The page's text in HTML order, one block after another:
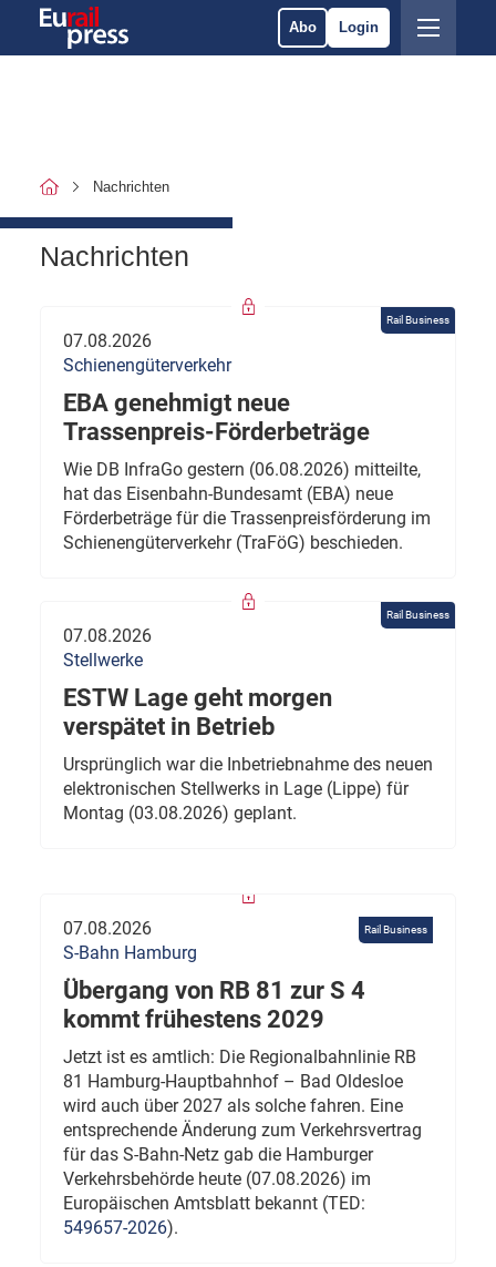
Abo Login
Nachrichten
Nachrichten
Rail Business
07.08.2026
Schienengüterverkehr
EBA genehmigt neue
Trassenpreis-Förderbeträge
Wie DB InfraGo gestern (06.08.2026) mitteilte,
hat das Eisenbahn-Bundesamt (EBA) neue
Förderbeträge für die Trassenpreisförderung im
Schienengüterverkehr (TraFöG) beschieden.
Rail Business
07.08.2026
Stellwerke
ESTW Lage geht morgen
verspätet in Betrieb
Ursprünglich war die Inbetriebnahme des neuen
elektronischen Stellwerks in Lage (Lippe) für
Montag (03.08.2026) geplant.
Rail Business
07.08.2026
S-Bahn Hamburg
Übergang von RB 81 zur S 4
kommt frühestens 2029
Jetzt ist es amtlich: Die Regionalbahnlinie RB
81 Hamburg-Hauptbahnhof – Bad Oldesloe
wird auch über 2027 als solche fahren. Eine
entsprechende Änderung zum Verkehrsvertrag
für das S-Bahn-Netz gab die Hamburger
Verkehrsbehörde heute (07.08.2026) im
Europäischen Amtsblatt bekannt (TED:
549657-2026).